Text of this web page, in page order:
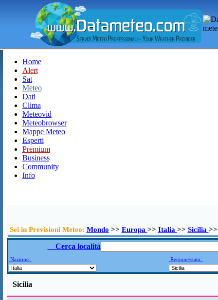
Home
Alert
Sat
Meteo
Dati
Clima
Meteovid
Meteobrowser
Mappe Meteo
Esperti
Premium
Business
Community
Info
Sei in Previsioni Meteo: Mondo >> Europa >> Italia >> Sicilia
Cerca località
Nazione: Regione/stato:
Sicilia